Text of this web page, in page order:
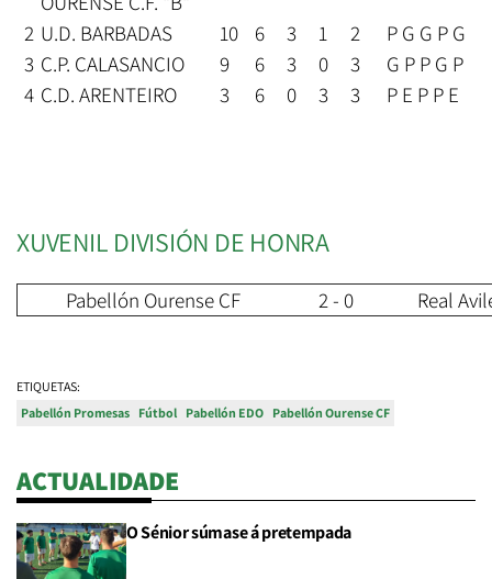
2 U.D. BARBADAS 10 6 3 1 2
P G G P G
3 C.P. CALASANCIO 9 6 3 0 3
G P P G P
4 C.D. ARENTEIRO 3 6 0 3 3 P E P P E
XUVENIL DIVISIÓN DE HONRA
Pabellón Ourense CF 2 - 0 Real
ETIQUETAS:
Pabellón Promesas Fútbol Pabellón EDO Pabellón Ourense CF
ACTUALIDADE
O Sénior súmase á pretempada